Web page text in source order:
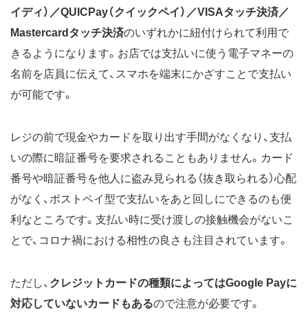
イディ）／QUICPay（クイックペイ）／VISAタッチ決済／
Mastercardタッチ決済のいずれかに紐付けられて利用で
きるようになります。お店では支払いに使う電子マネーの
名前を店員に伝えて、スマホを端末にかざすことで支払い
が可能です。
レジの前で現金やカードを取り出す手間がなくなり、支払
いの際に暗証番号を要求されることもありません。カード
番号や暗証番号を他人に盗み見られる（抜き取られる）心配
がなく、ポストペイ型で支払いをあと回しにできるのも便
利なところです。支払い時に受け渡しの接触機会がないこ
とで、コロナ禍における相性の良さも注目されています。
ただし、 クレジットカードの種類によってはGoogle Payに
対応していないカードもあるので注意が必要です。